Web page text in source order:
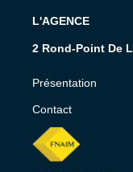
L'AGENCE
2 Rond-Point De
Présentation
Contact